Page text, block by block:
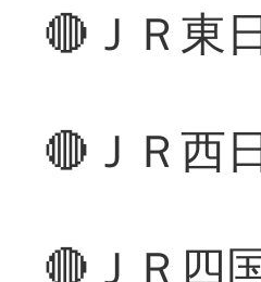
🔴ＪＲ東
🔴ＪＲ西
🔴ＪＲ四